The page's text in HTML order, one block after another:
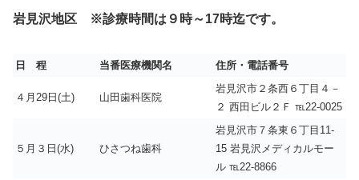
岩見沢地区 ※診療時間は９時～17時迄です。
日 程 当番医療機関名 住所・電話番号
４月29日(土) 山田歯科医院
岩見沢市２条西６丁目４－
２ 西田ビル２Ｆ ℡22-0025
５月３日(水) ひさつね歯科
岩見沢市７条東６丁目11-
15 岩見沢メディカルモー
ル ℡22-8866